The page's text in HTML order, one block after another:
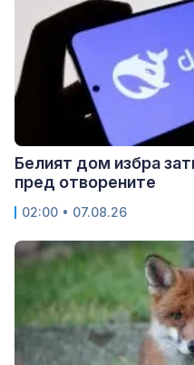
Белият дом избра
пред отворените
02:00 • 07.08.26